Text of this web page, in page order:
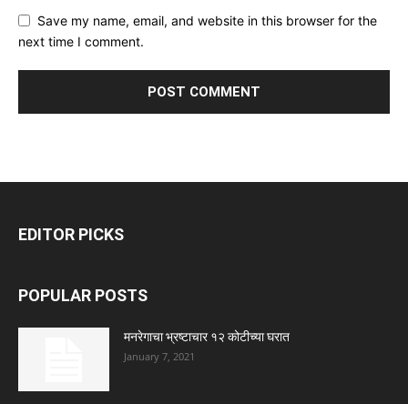
Save my name, email, and website in this browser for the
next time I comment.
EDITOR PICKS
POPULAR POSTS
मनरेगाचा भ्रष्टाचार १२ कोटीच्या घरात
January 7, 2021